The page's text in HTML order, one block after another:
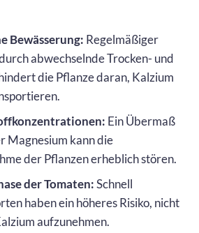
Bewässerung: Regelmäßiger
abwechselnde Trocken- und
die Pflanze daran, Kalzium
Ein Übermaß
Magnesium kann die
der Pflanzen erheblich stören.
der Tomaten:Schnell
haben ein höheres Risiko, nicht
aufzunehmen.